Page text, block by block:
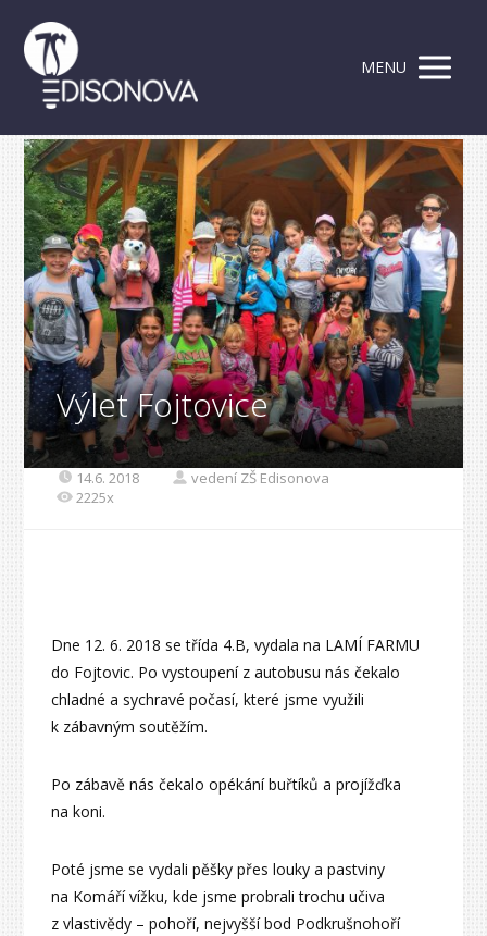
MENU
Výlet Fojtovice
14.6. 2018
vedení ZŠ Edisonova
2225x
Dne 12. 6. 2018 se třída 4.B, vydala na LAMÍ FARMU
do Fojtovic. Po vystoupení z autobusu nás čekalo
chladné a sychravé počasí, které jsme využili
k zábavným soutěžím.
Po zábavě nás čekalo opékání buřtíků a projížďka
na koni.
Poté jsme se vydali pěšky přes louky a pastviny
na Komáří vížku, kde jsme probrali trochu učiva
z vlastivědy – pohoří, nejvyšší bod Podkrušnohoří